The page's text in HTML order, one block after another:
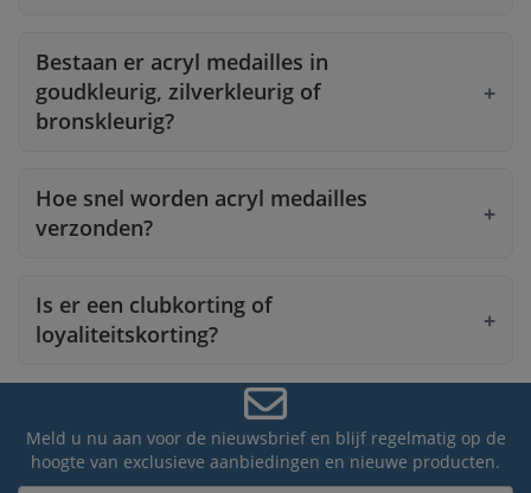
Bestaan er acryl medailles in
goudkleurig, zilverkleurig of
bronskleurig?
Hoe snel worden acryl medailles
verzonden?
Is er een clubkorting of
loyaliteitskorting?
Meld u nu aan voor de nieuwsbrief en blijf regelmatig op de
hoogte van exclusieve aanbiedingen en nieuwe producten.